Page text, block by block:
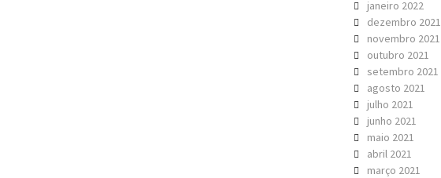
janeiro 2022
dezembro 2021
novembro 2021
outubro 2021
setembro 2021
agosto 2021
julho 2021
junho 2021
maio 2021
abril 2021
março 2021